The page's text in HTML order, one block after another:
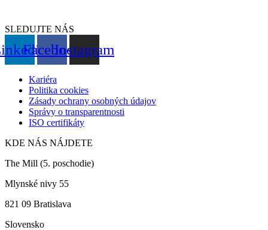
SLEDUJTE NÁS
FacebookInstagram
Kariéra
Politika cookies
Zásady ochrany osobných údajov
Správy o transparentnosti
ISO certifikáty
KDE NÁS NÁJDETE
The Mill (5. poschodie)
Mlynské nivy 55
821 09 Bratislava
Slovensko